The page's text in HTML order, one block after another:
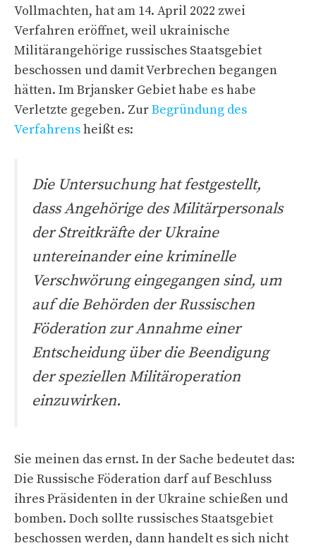
Vollmachten, hat am 14. April 2022 zwei
Verfahren eröffnet, weil ukrainische
Militärangehörige russisches Staatsgebiet
beschossen und damit Verbrechen begangen
hätten. Im Brjansker Gebiet habe es habe
Verletzte gegeben. ZurBegründung des
Verfahrensheißt es:
Die Untersuchung hat festgestellt,
dass Angehörige des Militärpersonals
der Streitkräfte der Ukraine
untereinander eine kriminelle
Verschwörung eingegangen sind, um
auf die Behörden der Russischen
Föderation zur Annahme einer
Entscheidung über die Beendigung
der speziellen Militäroperation
einzuwirken.
Sie meinen das ernst. In der Sache bedeutet das:
Die Russische Föderation darf auf Beschluss
ihres Präsidenten in der Ukraine schießen und
bomben. Doch sollte russisches Staatsgebiet
beschossen werden, dann handelt es sich nicht